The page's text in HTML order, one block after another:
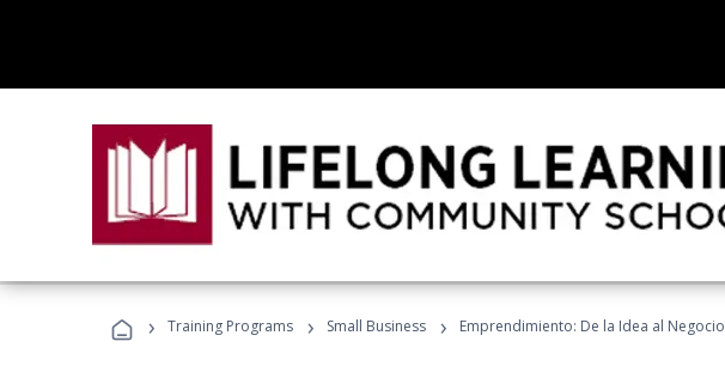
› Training Programs › Small Business › Emprendimiento: De la Idea al Negocio